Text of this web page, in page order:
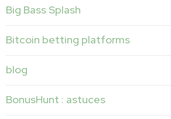
Big Bass Splash
Bitcoin betting platforms
blog
BonusHunt : astuces